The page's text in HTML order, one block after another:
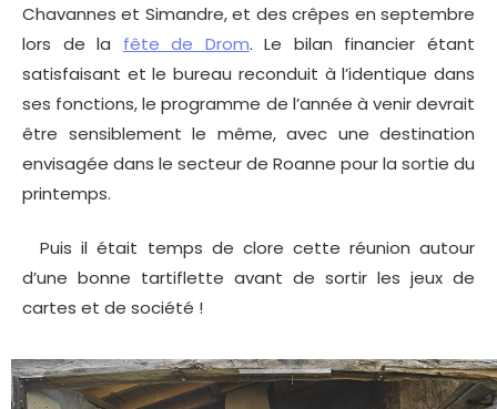
Chavannes et Simandre, et des crêpes en septembre
lors de la fête de Drom. Le bilan financier étant
satisfaisant et le bureau reconduit à l’identique dans
ses fonctions, le programme de l’année à venir devrait
être sensiblement le même, avec une destination
envisagée dans le secteur de Roanne pour la sortie du
printemps.
Puis il était temps de clore cette réunion autour
d’une bonne tartiflette avant de sortir les jeux de
cartes et de société !